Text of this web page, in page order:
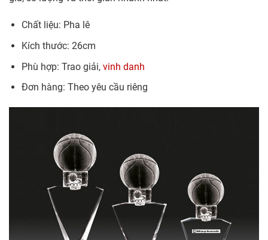
Chất liệu: Pha lê
Kích thước: 26cm
Phù hợp: Trao giải, vinh danh
Đơn hàng: Theo yêu cầu riêng